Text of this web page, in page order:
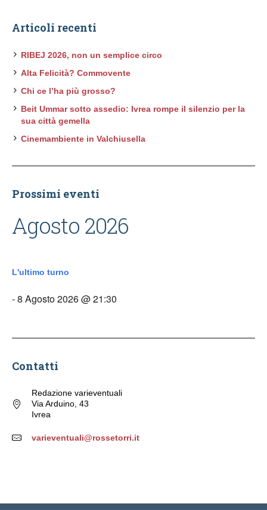
Articoli recenti
RIBEJ 2026, non un semplice circo
Alta Felicità? Commovente
Chi ce l’ha più grosso?
Beit Ummar sotto assedio: Ivrea rompe il silenzio per la
sua città gemella
Cinemambiente in Valchiusella
Prossimi eventi
Agosto 2026
L'ultimo turno
- 8 Agosto 2026 @ 21:30
Contatti
Redazione varieventuali
Via Arduino, 43
Ivrea
varieventuali@rossetorri.it